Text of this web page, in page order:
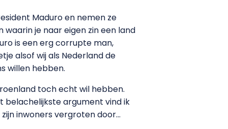
Maduro en nemen ze
je naar eigen zin een land
is een erg corrupte man,
alsof wij als Nederland de
willen hebben.
toch echt wil hebben.
belachelijkste argument vind ik
inwoners vergroten door…